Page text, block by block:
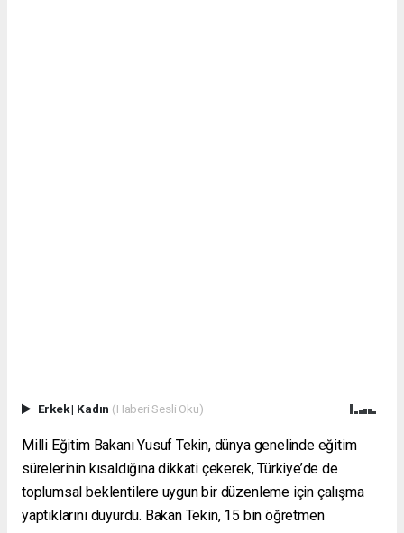
Erkek| Kadın (Haberi Sesli Oku)
Milli Eğitim Bakanı Yusuf Tekin, dünya genelinde eğitim
sürelerinin kısaldığına dikkati çekerek, Türkiye’de de
toplumsal beklentilere uygun bir düzenleme için çalışma
yaptıklarını duyurdu. Bakan Tekin, 15 bin öğretmen